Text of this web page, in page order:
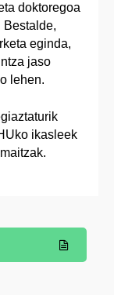
doktoregoa
Bestalde,
eginda,
jaso
lehen.
ikasleek